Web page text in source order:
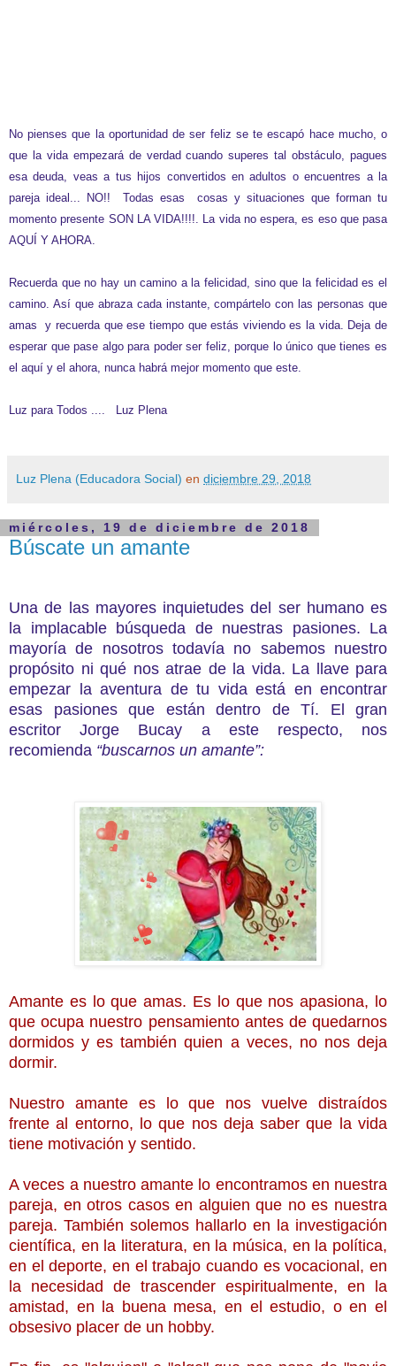
No pienses que la oportunidad de ser feliz se te escapó hace mucho, o
que la vida empezará de verdad cuando superes tal obstáculo, pagues
esa deuda, veas a tus hijos convertidos en adultos o encuentres a la
pareja ideal... NO!! Todas esas cosas y situaciones que forman tu
momento presente SON LA VIDA!!!!. La vida no espera, es eso que pasa
AQUÍ Y AHORA.
Recuerda que no hay un camino a la felicidad, sino que la felicidad es el
camino. Así que abraza cada instante, compártelo con las personas que
amas y recuerda que ese tiempo que estás viviendo es la vida. Deja de
esperar que pase algo para poder ser feliz, porque lo único que tienes es
el aquí y el ahora, nunca habrá mejor momento que este.
Luz para Todos .... Luz Plena
Luz Plena (Educadora Social) en diciembre 29, 2018
miércoles, 19 de diciembre de 2018
Búscate un amante
Una de las mayores inquietudes del ser humano es
la implacable búsqueda de nuestras pasiones. La
mayoría de nosotros todavía no sabemos nuestro
propósito ni qué nos atrae de la vida. La llave para
empezar la aventura de tu vida está en encontrar
esas pasiones que están dentro de Tí. El gran
escritor Jorge Bucay a este respecto, nos
recomienda “buscarnos un amante”:
Amante es lo que amas. Es lo que nos apasiona, lo
que ocupa nuestro pensamiento antes de quedarnos
dormidos y es también quien a veces, no nos deja
dormir.
Nuestro amante es lo que nos vuelve distraídos
frente al entorno, lo que nos deja saber que la vida
tiene motivación y sentido.
A veces a nuestro amante lo encontramos en nuestra
pareja, en otros casos en alguien que no es nuestra
pareja. También solemos hallarlo en la investigación
científica, en la literatura, en la música, en la política,
en el deporte, en el trabajo cuando es vocacional, en
la necesidad de trascender espiritualmente, en la
amistad, en la buena mesa, en el estudio, o en el
obsesivo placer de un hobby.